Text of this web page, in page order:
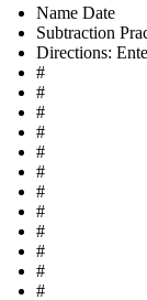
Name Date
Subtraction
Directions:
#
#
#
#
#
#
#
#
#
#
#
#